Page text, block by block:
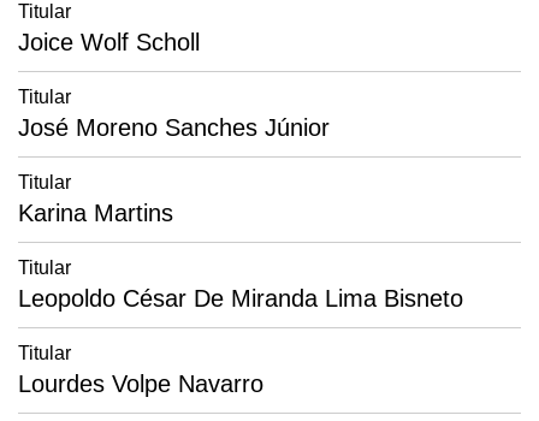
Titular
Joice Wolf Scholl
Titular
José Moreno Sanches Júnior
Titular
Karina Martins
Titular
Leopoldo César De Miranda Lima Bisneto
Titular
Lourdes Volpe Navarro